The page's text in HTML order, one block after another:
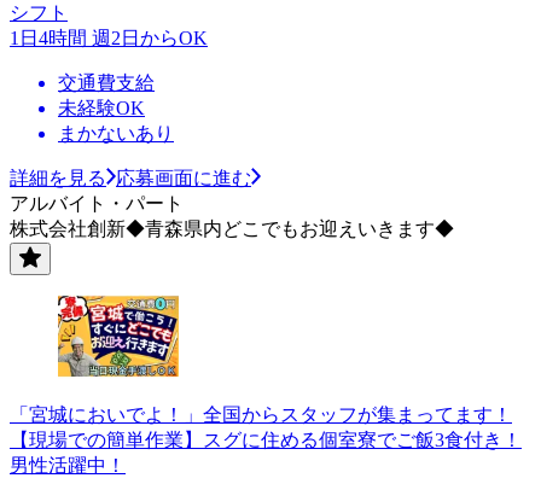
シフト
1日4時間 週2日からOK
交通費支給
未経験OK
まかないあり
詳細を見る
応募画面に進む
アルバイト・パート
株式会社創新◆青森県内どこでもお迎えいきます◆
「宮城においでよ！」全国からスタッフが集まってます！
【現場での簡単作業】スグに住める個室寮でご飯3食付き！
男性活躍中！